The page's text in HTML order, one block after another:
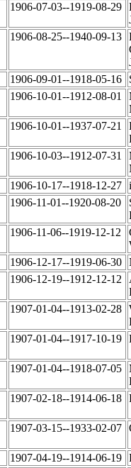
1906-07-03--1919-08-29
1906-08-25--1940-09-13
1906-09-01--1918-05-16
1906-10-01--1912-08-01
1906-10-01--1937-07-21
1906-10-03--1912-07-31
1906-10-17--1918-12-27
1906-11-01--1920-08-20
1906-11-06--1919-12-12
1906-12-17--1919-06-30
1906-12-19--1912-12-12
1907-01-04--1913-02-28
1907-01-04--1917-10-19
1907-01-04--1918-07-05
1907-02-18--1914-06-18
1907-03-15--1933-02-07
1907-04-19--1914-06-19